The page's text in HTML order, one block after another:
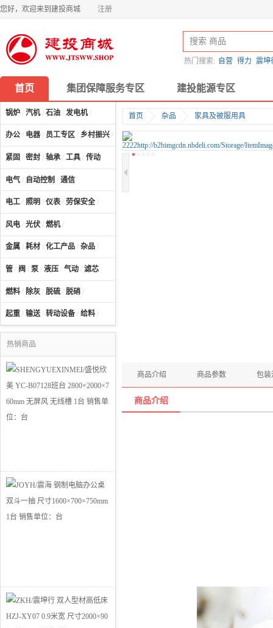
您好，欢迎来到建投商城 注册
热门搜索: 自营 得力 震坤
首页 集团保障服务专区 建投能源专区
锅炉 / 汽机/ 石油 / 发电机/
办公 / 电器 / 员工专区 / 乡村振兴 / 计算机及配件
紧固 / 密封 / 轴承 / 工具 / 传动
电气 / 自动控制 / 通信
电工 / 照明 / 仪表 / 劳保安全 /
风电 / 光伏 / 燃机/
金属 / 耗材 / 化工产品 / 杂品 /
管 / 阀 / 泵 / 液压 / 气动 / 滤芯
燃料 / 除灰 / 脱硫 / 脱硝 /
起重 / 输送/ 转动设备 / 给料 /
热销商品
首页 杂品 家具及被服用具
商品介绍 商品参数 包装
商品介绍